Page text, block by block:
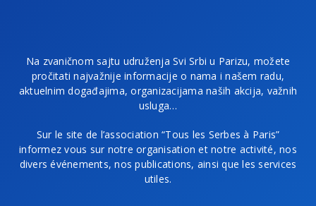
Na zvaničnom sajtu udruženja Svi Srbi u Parizu, možete
pročitati najvažnije informacije o nama i našem radu,
aktuelnim događajima, organizacijama naših akcija, važnih
usluga…
Sur le site de l’association “Tous les Serbes à Paris”
informez vous sur notre organisation et notre activité, nos
divers événements, nos publications, ainsi que les services
utiles.